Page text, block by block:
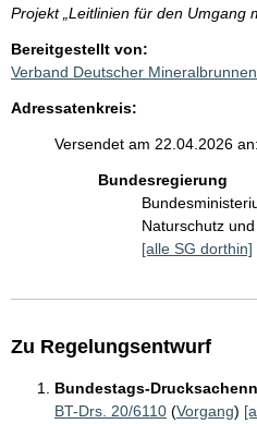
Projekt „Leitlinien für den Umgang
Bereitgestellt von:
Verband Deutscher
Adressatenkreis:
Versendet am 22.04.2026 an:
Bundesregierung
Naturschutz
[alle SG dorthin]
Zu Regelungsentwurf
Bundestags-
BT-Drs. 20/6110 (Vorgang)